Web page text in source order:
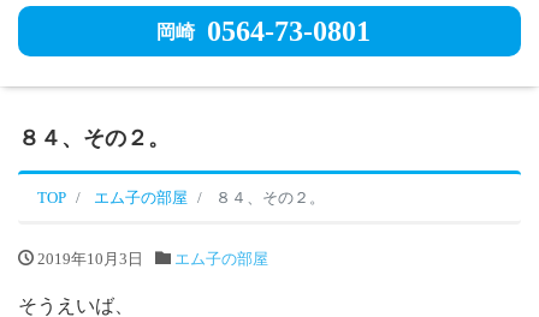
岡崎 0564-73-0801
８４、その２。
TOP エム子の部屋 ８４、その２。
2019年10月3日 エム子の部屋
そうえいば、